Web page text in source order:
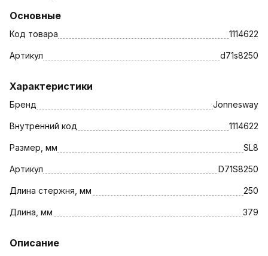
Основные
Код товара 1114622
Артикул d71s8250
Характеристики
Бренд Jonnesway
Внутренний код 1114622
Размер, мм SL8
Артикул D71S8250
Длина стержня, мм 250
Длина, мм 379
Описание